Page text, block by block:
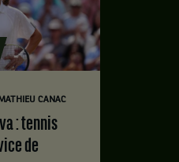
CANAC
de